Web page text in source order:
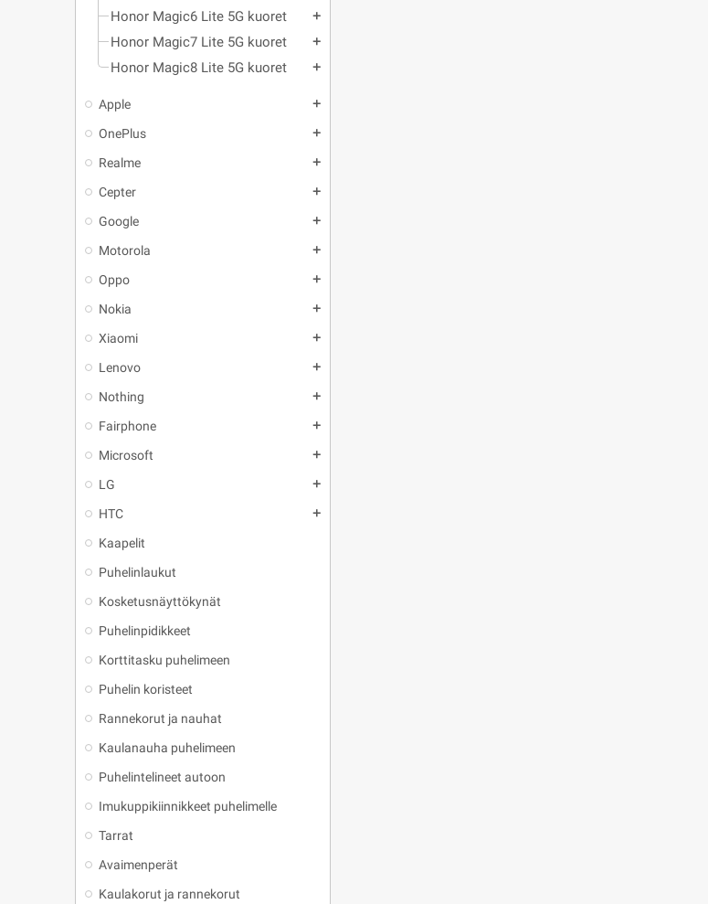
Honor Magic6 Lite 5G kuoret add
Honor Magic7 Lite 5G kuoret add
Honor Magic8 Lite 5G kuoret add
Apple add
OnePlus add
Realme add
Cepter add
Google add
Motorola add
Oppo add
Nokia add
Xiaomi add
Lenovo add
Nothing add
Fairphone add
Microsoft add
LG add
HTC add
Kaapelit
Puhelinlaukut
Kosketusnäyttökynät
Puhelinpidikkeet
Korttitasku puhelimeen
Puhelin koristeet
Rannekorut ja nauhat
Kaulanauha puhelimeen
Puhelintelineet autoon
Imukuppikiinnikkeet puhelimelle
Tarrat
Avaimenperät
Kaulakorut ja rannekorut